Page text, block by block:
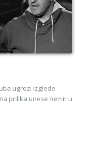
ugrozi izglede
prilika unese nemir u